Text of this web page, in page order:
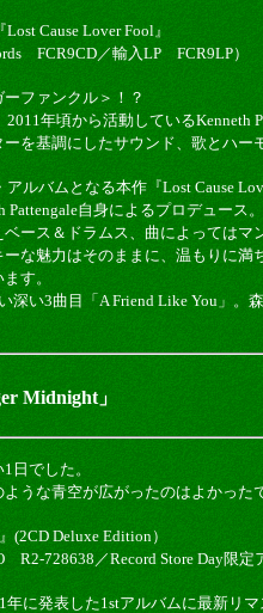
Cause Lover Fool』
FCR9CD／輸入LP FCR9LP）
ファンクル＞！？
年頃から活動しているKenneth
を基調にしたサウンド、歌とハー
ルバムとなる本作『Lost Cause
自身によるプロデュース。
ース＆ドラムス、曲によってはマ
な魅力はそのままに、温もりに
す。
深い3曲目「A Friend Like You」。
Midnight」
日でした。
うな青空が広がったのはよかった
(2CD Deluxe Edition）
728638／Record Store Day限定
年に発表した1stアルバムに最新リ